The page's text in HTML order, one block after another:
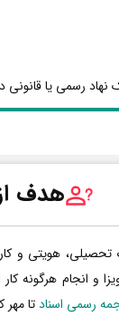
رسمی یا قانونی
هدف
هویتی و
و انجام هرگونه
رسمی اسنادتا مهر